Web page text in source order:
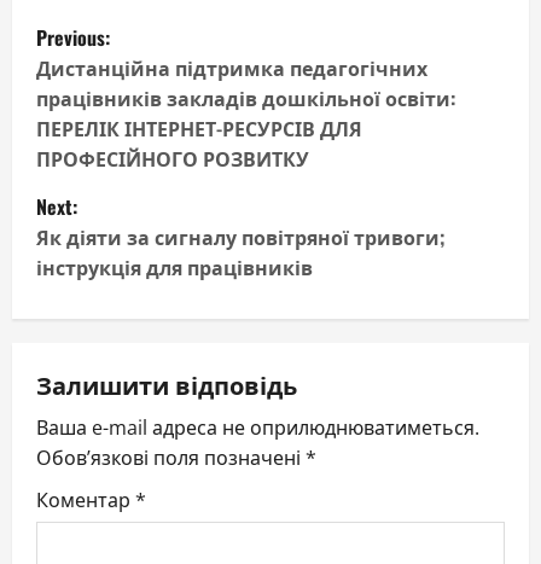
P
o
s
t
n
a
v
i
g
a
t
Previous:
Дистанційна підтримка педагогічних
працівників закладів дошкільної освіти:
ПЕРЕЛІК ІНТЕРНЕТ-РЕСУРСІВ ДЛЯ
ПРОФЕСІЙНОГО РОЗВИТКУ
Next:
Як діяти за сигналу повітряної тривоги;
інструкція для працівників
Залишити відповідь
Ваша e-mail адреса не оприлюднюватиметься.
Обов’язкові поля позначені *
Коментар *